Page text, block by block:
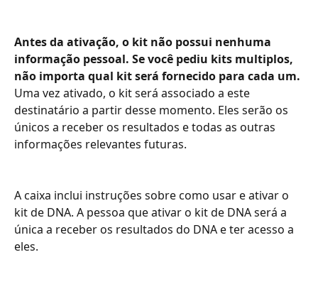
Antes da ativação, o kit não possui nenhuma
informação pessoal. Se você pediu kits multiplos,
não importa qual kit será fornecido para cada um.
Uma vez ativado, o kit será associado a este
destinatário a partir desse momento. Eles serão os
únicos a receber os resultados e todas as outras
informações relevantes futuras.
A caixa inclui instruções sobre como usar e ativar o
kit de DNA. A pessoa que ativar o kit de DNA será a
única a receber os resultados do DNA e ter acesso a
eles.